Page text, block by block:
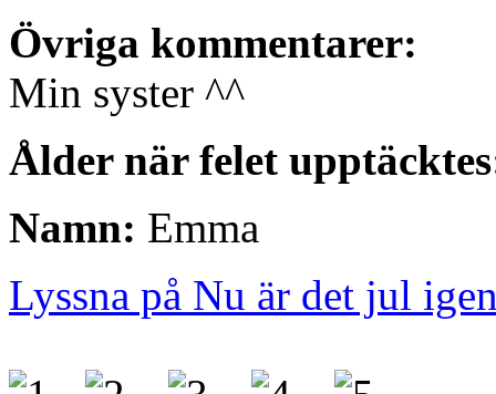
Övriga kommentarer:
Min syster ^^
Ålder när felet
Namn: Emma
Lyssna på Nu är det jul